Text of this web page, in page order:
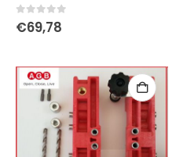
0Su 5
€69,78